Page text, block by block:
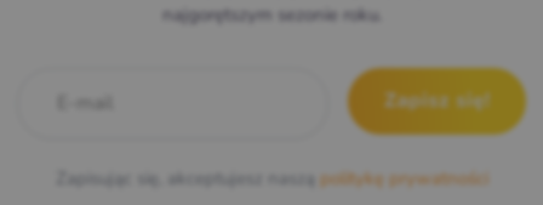
najgorętszym sezonie roku.
E-mail*
Zapisując się, akceptujesz naszą politykę prywatności